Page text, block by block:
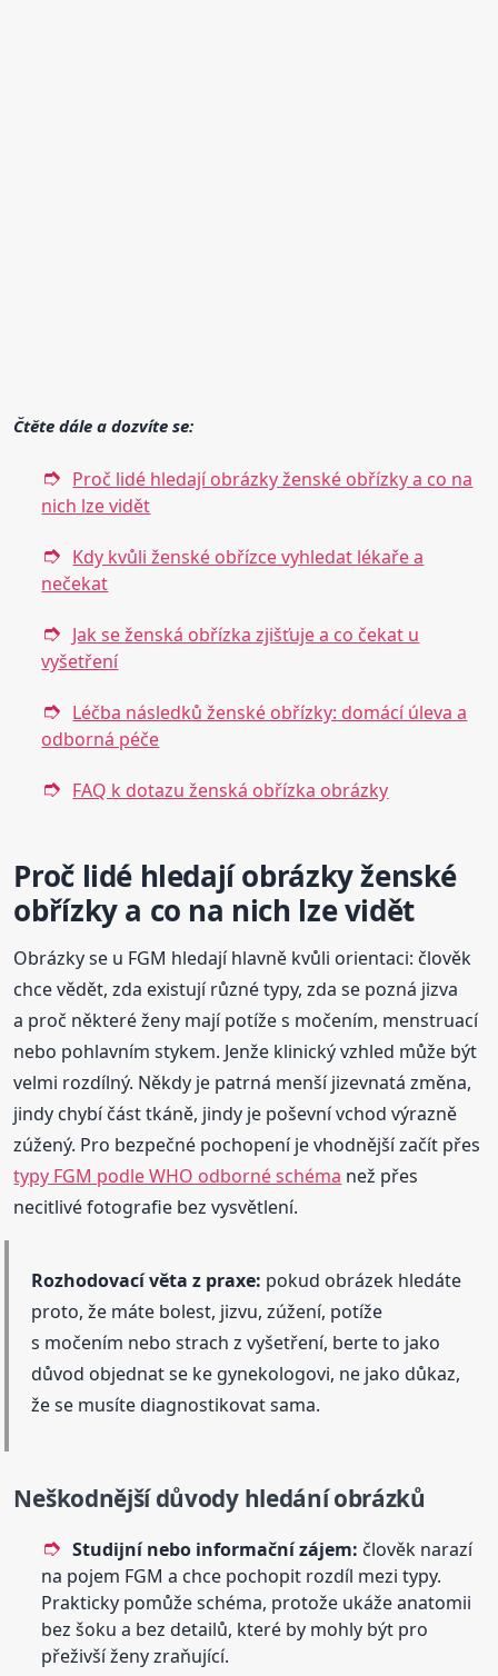
Čtěte dále a dozvíte se:
Proč lidé hledají obrázky ženské obřízky a co na
nich lze vidět
Kdy kvůli ženské obřízce vyhledat lékaře a
nečekat
Jak se ženská obřízka zjišťuje a co čekat u
vyšetření
Léčba následků ženské obřízky: domácí úleva a
odborná péče
FAQ k dotazu ženská obřízka obrázky
Proč lidé hledají obrázky ženské
obřízky a co na nich lze vidět
Obrázky se u FGM hledají hlavně kvůli orientaci: člověk
chce vědět, zda existují různé typy, zda se pozná jizva
a proč některé ženy mají potíže s močením, menstruací
nebo pohlavním stykem. Jenže klinický vzhled může být
velmi rozdílný. Někdy je patrná menší jizevnatá změna,
jindy chybí část tkáně, jindy je poševní vchod výrazně
zúžený. Pro bezpečné pochopení je vhodnější začít přes
typy FGM podle WHO odborné schéma než přes
necitlivé fotografie bez vysvětlení.
Rozhodovací věta z praxe: pokud obrázek hledáte
proto, že máte bolest, jizvu, zúžení, potíže
s močením nebo strach z vyšetření, berte to jako
důvod objednat se ke gynekologovi, ne jako důkaz,
že se musíte diagnostikovat sama.
Neškodnější důvody hledání obrázků
Studijní nebo informační zájem: člověk narazí
na pojem FGM a chce pochopit rozdíl mezi typy.
Prakticky pomůže schéma, protože ukáže anatomii
bez šoku a bez detailů, které by mohly být pro
přeživší ženy zraňující.